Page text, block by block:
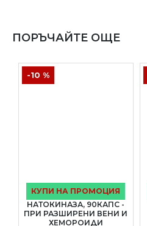
ПОРЪЧАЙТЕ ОЩЕ
КУПИ НА ПРОМОЦИЯ
-10 %
НАТОКИНАЗА, 90КАПС -
ПРИ РАЗШИРЕНИ ВЕНИ И
ХЕМОРОИДИ